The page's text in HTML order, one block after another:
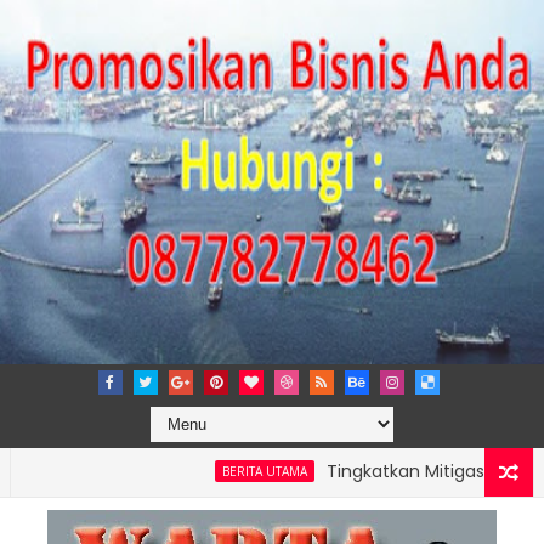
BERITA UTAMA
Tingkatkan Mitigasi Risiko, IPC
PERKUAT KAPASITAS TPK NILAM MELALUI PENAMBAHAN E-RTG